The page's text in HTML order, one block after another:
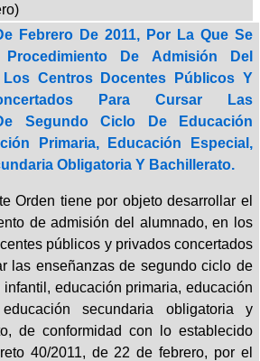
Febrero De 2011, Por La Que Se
De Admisión Del
Centros Docentes Públicos Y
Para Cursar Las
Segundo Ciclo De Educación
Primaria, Educación Especial,
Obligatoria Y Bachillerato.
Orden tiene por objeto desarrollar el
de admisión del alumnado, en los
públicos y privados concertados
las enseñanzas de segundo ciclo de
educación primaria, educación
secundaria obligatoria y
de conformidad con lo establecido
40/2011, de 22 de febrero, por el